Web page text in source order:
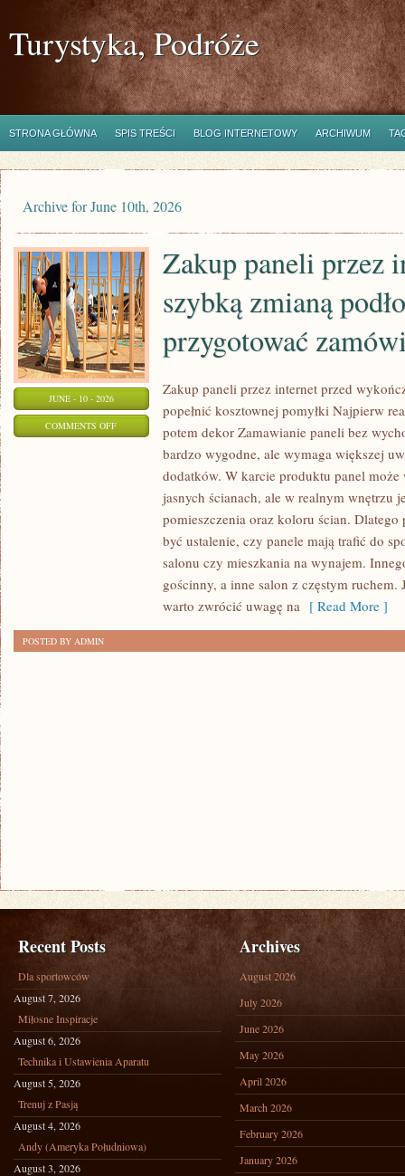
Turystyka, Podróże
STRONA GŁÓWNA SPIS TREŚCI BLOG INTERNETOWY ARCHIWUM
Archive for June 10th, 2026
JUNE - 10 - 2026
COMMENTS OFFON
JAK
DOBRZE
Zakup paneli przez
szybką zmianą
przygotować
Zakup paneli przez internet przed
popełnić kosztownej pomyłki Najpierw
potem dekor Zamawianie paneli bez
bardzo wygodne, ale wymaga większej
dodatków. W karcie produktu panel
jasnych ścianach, ale w realnym wnętrzu
pomieszczenia oraz koloru ścian.
być ustalenie, czy panele mają trafić do
salonu czy mieszkania na wynajem.
gościnny, a inne salon z częstym ruchem.
warto zwrócić uwagę na [ Read More ]
POSTED BY ADMIN
Recent Posts
Dla sportowców
August 7, 2026
Miłosne Inspiracje
August 6, 2026
Technika i Ustawienia Aparatu
August 5, 2026
Trenuj z Pasją
August 4, 2026
Andy (Ameryka Południowa)
August 3, 2026
Archives
August 2026
July 2026
June 2026
May 2026
April 2026
March 2026
February 2026
January 2026